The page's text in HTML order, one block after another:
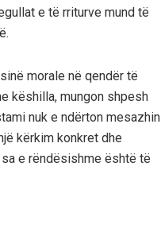
e të rriturve mund të
morale në qendër të
këshilla, mungon shpesh
nuk e ndërton mesazhin
kërkim konkret dhe
e rëndësishme është të